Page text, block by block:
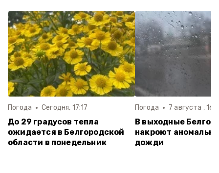
Погода Сегодня, 17:17
До 29 градусов тепла
ожидается в Белгородской
области в понедельник
Погода 7 августа ,
В выходные
накроют
дожди